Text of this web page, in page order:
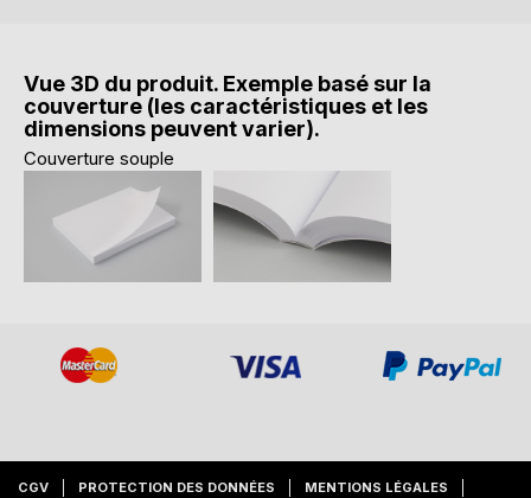
Vue 3D du produit. Exemple basé sur la
couverture (les caractéristiques et les
dimensions peuvent varier).
Couverture souple
CGV PROTECTION DES DONNÉES MENTIONS LÉGALES